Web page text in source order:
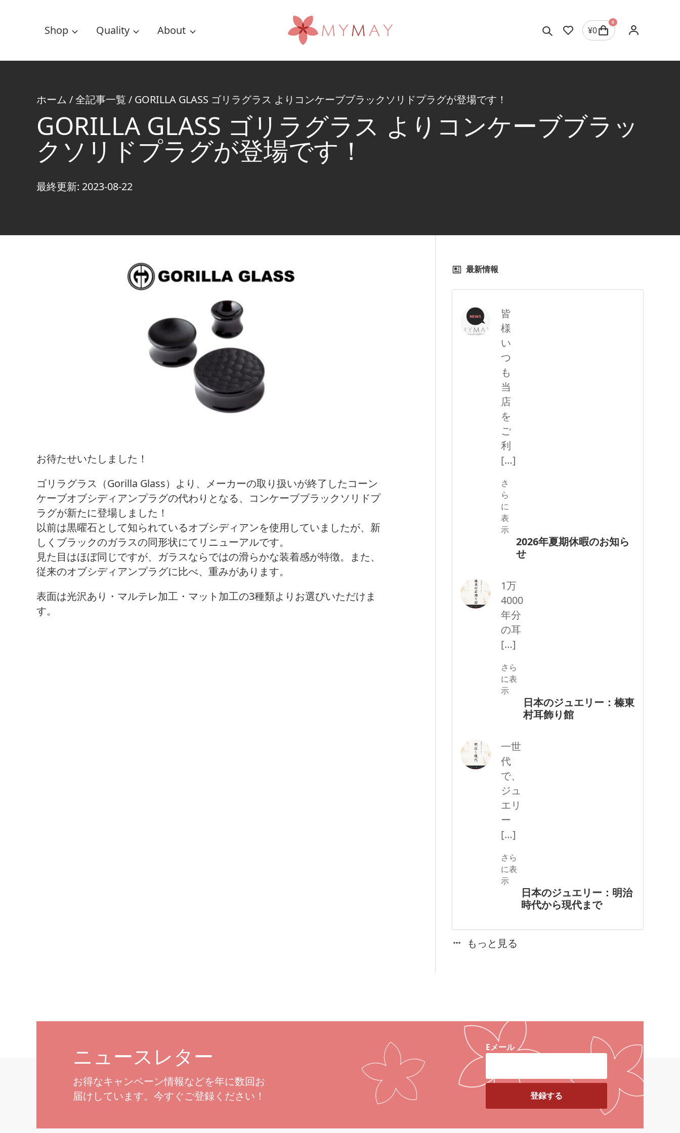
Shop Quality About ¥0
0
ホーム /全記事一覧 / GORILLA GLASS ゴリラグラス よりコンケーブブラックソリドプラグが登場です！
GORILLA GLASS ゴリラグラス よりコンケーブブラッ
クソリドプラグが登場です！
最終更新: 2023-08-22
お待たせいたしました！
ゴリラグラス（Gorilla Glass）より、メーカーの取り扱いが終了したコーン
ケーブオブシディアンプラグの代わりとなる、コンケーブブラックソリドプ
ラグが新たに登場しました！
以前は黒曜石として知られているオブシディアンを使用していましたが、新
しくブラックのガラスの同形状にてリニューアルです。
見た目はほぼ同じですが、ガラスならではの滑らかな装着感が特徴。また、
従来のオブシディアンプラグに比べ、重みがあります。
表面は光沢あり・マルテレ加工・マット加工の3種類よりお選びいただけま
す。
最新情報
2026年夏期休暇のお知ら
せ
皆
様
い
つ
も
当
店
を
ご
利
[…]
さ
ら
に
表
示
日本のジュエリー：榛東
村耳飾り館
1万
4000
年分
の耳
[…]
さら
に表
示
日本のジュエリー：明治
時代から現代まで
一世
代
で、
ジュ
エリ
ー
[…]
さら
に表
示
もっと見る
ニュースレター
お得なキャンペーン情報などを年に数回お
届けしています。今すぐご登録ください！
Eメール